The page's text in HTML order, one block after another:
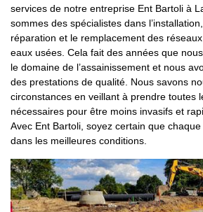
services de notre entreprise Ent Bartoli à
sommes des spécialistes dans
réparation et le remplacement des
eaux usées. Cela fait des années que
le domaine de l’assainissement et nous
des prestations de qualité. Nous savons
circonstances en veillant à prendre toutes
nécessaires pour être moins invasifs et
Avec Ent Bartoli, soyez certain que
dans les meilleures conditions.